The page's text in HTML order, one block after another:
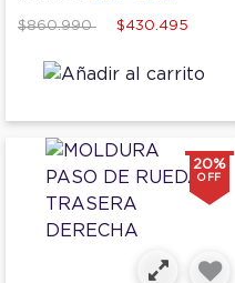
Price reduced from
$860.990to $430.495
20%
OFF